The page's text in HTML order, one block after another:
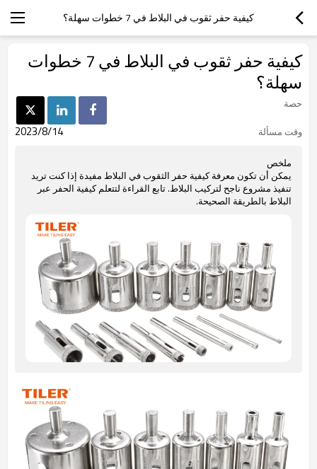
كيفية حفر ثقوب في البلاط في 7 خطوات سهلة؟
كيفية حفر ثقوب في البلاط في 7 خطوات
سهلة؟
حصة
وقت مسألة
2023/8/14
ملخص
يمكن أن تكون معرفة كيفية حفر الثقوب في البلاط مفيدة إذا كنت تريد
تنفيذ مشروع ناجح لتركيب البلاط. تابع القراءة لتتعلم كيفية الحفر عبر
البلاط بالطريقة الصحيحة.